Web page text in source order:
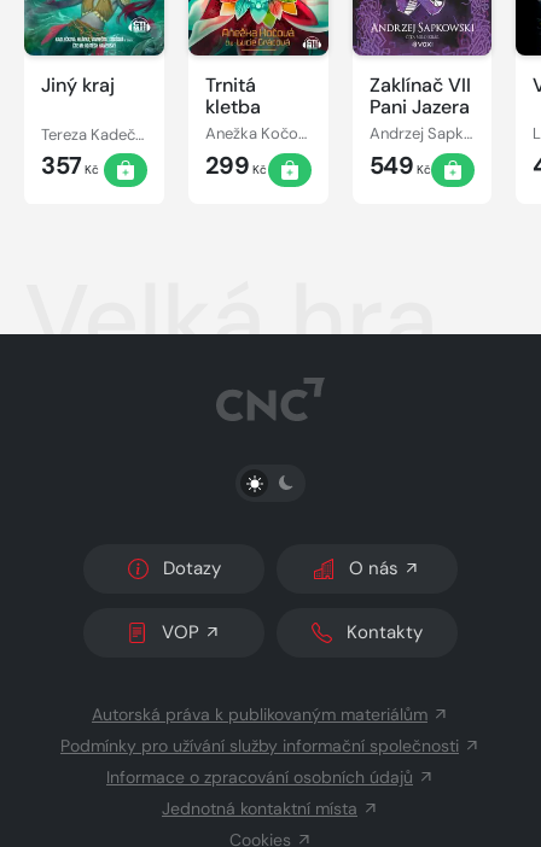
Jiný kraj
Tereza Kadečková, Tereza Matoušková
357Kč
Trnitá
kletba
Anežka Kočová
299 Kč
Zaklínač VII
Pani Jazera
Andrzej Sapkowski
549 Kč
Velká hra
PŘEPNOUT SVĚTLÝ/TMAVÝ REŽIM
Dotazy O nás
VOP Kontakty
Autorská práva k publikovaným materiálům
Podmínky pro užívání služby informační společnosti
Informace o zpracování osobních údajů
Jednotná kontaktní místa
Cookies